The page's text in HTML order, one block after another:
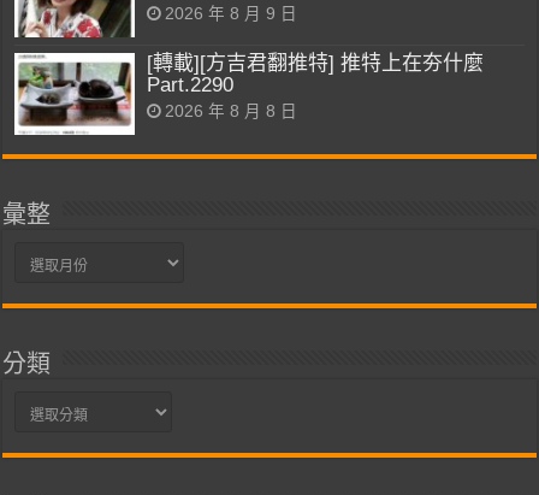
2026 年 8 月 9 日
[轉載][方吉君翻推特] 推特上在夯什麼
Part.2290
2026 年 8 月 8 日
彙整
彙
分類
分